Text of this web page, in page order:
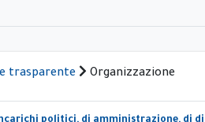
trasparente Organizzazione